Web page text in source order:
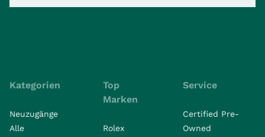
Kategorien
Neuzugänge
Alle
Top
Marken
Rolex
Service
Certified Pre-
Owned